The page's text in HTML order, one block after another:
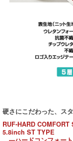
硬さにこだわった、ス
RUF-HARD COMFORT
5.8inch ST TYPE